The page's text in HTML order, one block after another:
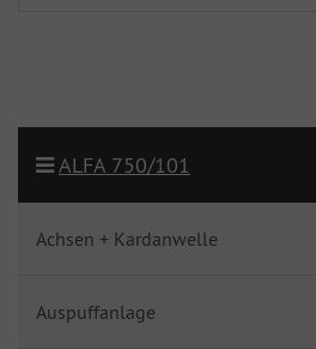
ALFA 750/101
Achsen + Kardanwelle
Auspuffanlage